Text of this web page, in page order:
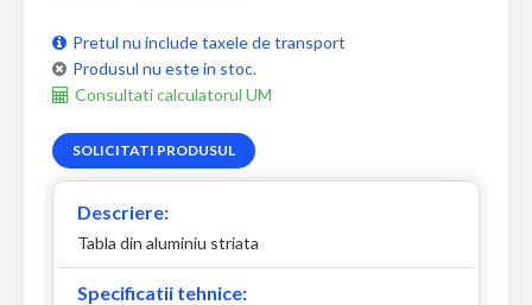
Pretul nu include taxele de transport
Produsul nu este in stoc.
Consultati calculatorul UM
SOLICITATI PRODUSUL
Descriere:
Tabla din aluminiu striata
Specificatii tehnice: